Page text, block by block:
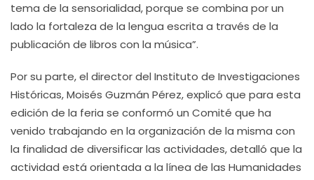
tema de la sensorialidad, porque se combina por un
lado la fortaleza de la lengua escrita a través de la
publicación de libros con la música”.
Por su parte, el director del Instituto de Investigaciones
Históricas, Moisés Guzmán Pérez, explicó que para esta
edición de la feria se conformó un Comité que ha
venido trabajando en la organización de la misma con
la finalidad de diversificar las actividades, detalló que la
actividad está orientada a la línea de las Humanidades